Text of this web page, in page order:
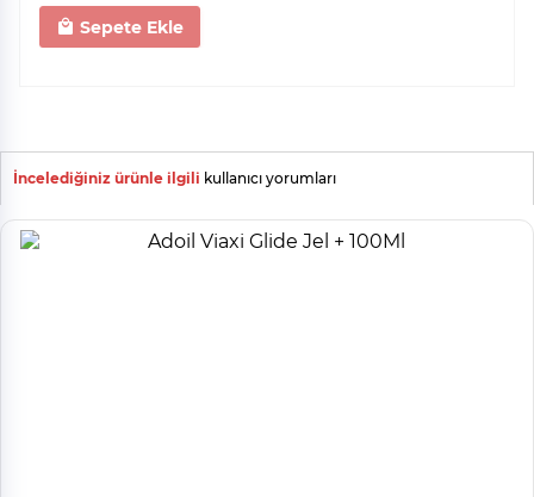
Sepete Ekle
İncelediğiniz ürünle ilgili kullanıcı yorumları